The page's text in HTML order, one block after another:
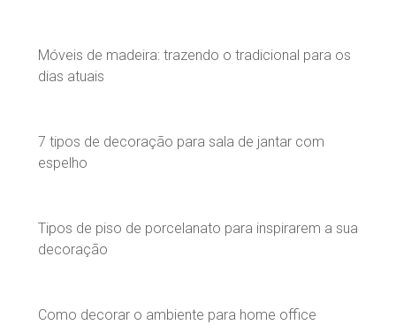
Móveis de madeira: trazendo o tradicional para os
dias atuais
7 tipos de decoração para sala de jantar com
espelho
Tipos de piso de porcelanato para inspirarem a sua
decoração
Como decorar o ambiente para home office